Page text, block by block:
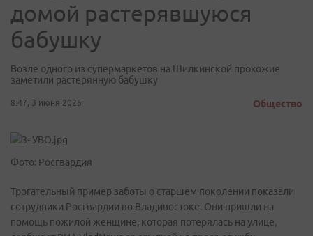
домой растерявшуюся
бабушку
Возле одного из супермаркетов на Шилкинской прохожие
заметили растерянную бабушку
8:47, 3 июня 2025 Общество
Фото: Росгвардия
Трогательный пример заботы о старшем поколении показали
сотрудники Росгвардии во Владивостоке. Они пришли на
помощь пожилой женщине, которая потерялась на улице,